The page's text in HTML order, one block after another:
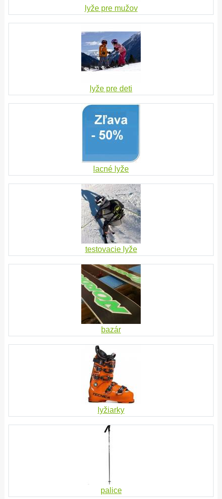
lyže pre mužov
lyže pre deti
lacné lyže
testovacie lyže
bazár
lyžiarky
palice